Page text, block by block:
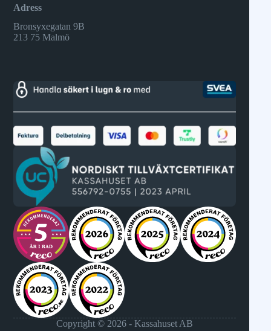
Adress
Bronsyxegatan 9B
213 75 Malmö
Copyright © 2026 - Kassahuset AB